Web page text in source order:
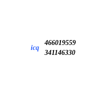
icq
466019559
341146330